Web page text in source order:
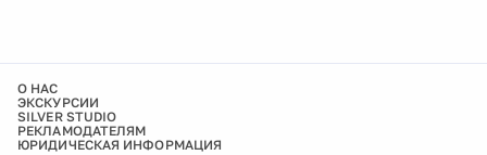
О НАС
ЭКСКУРСИИ
SILVER STUDIO
РЕКЛАМОДАТЕЛЯМ
ЮРИДИЧЕСКАЯ ИНФОРМАЦИЯ